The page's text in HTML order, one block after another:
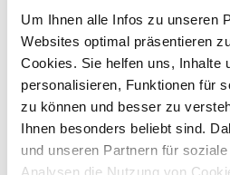
Um Ihnen alle Infos zu unseren
Websites optimal präsentieren
Cookies. Sie helfen uns, Inhalte
personalisieren, Funktionen für
zu können und besser zu
Ihnen besonders beliebt sind.
und unseren Partnern für
Analysen die Nutzung von
Land*
Bitte wählen
Ihre ausgewählte